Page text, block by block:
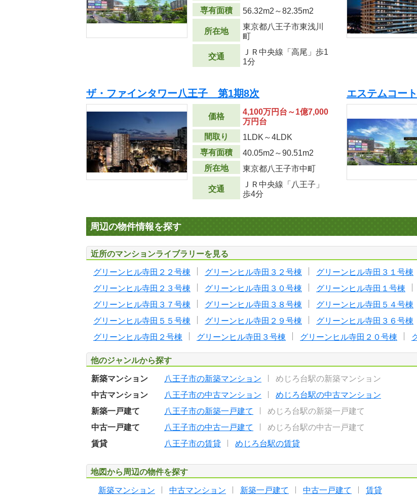
専有面積
56.32m2 ～82.35m2
所在地
東京都八王子市東浅川
町
交通
ＪＲ中央線「高尾」歩1
1分
ザ・ファインタワー八王子 第1期8次
価格
4,100万円台～1億7,000
万円台
間取り
1LDK～4LDK
専有面積
40.05m2 ～90.51m2
所在地
東京都八王子市中町
交通
ＪＲ中央線「八王子」
歩4分
エステムコー
周辺の物件情報を探す
近所のマンションライブラリーを見る
グリーンヒル寺田２２号棟 グリーンヒル寺田３２号棟 グリーンヒル寺田３１号棟
グリーンヒル寺田２３号棟
グリーンヒル寺田３０号棟 グリーンヒル寺田１号棟
グリーンヒル寺田３７号棟
グリーンヒル寺田３８号棟 グリーンヒル寺田５４号棟
グリーンヒル寺田５５号棟
グリーンヒル寺田２９号棟 グリーンヒル寺田３６号棟
グリーンヒル寺田２号棟
グリーンヒル寺田３号棟 グリーンヒル寺田２０号棟
他のジャンルから探す
新築マンション 八王子市の新築マンション
めじろ台駅の新築マンション
中古マンション
八王子市の中古マンション
めじろ台駅の中古マンション
新築一戸建て
八王子市の新築一戸建て
めじろ台駅の新築一戸建て
中古一戸建て
八王子市の中古一戸建て
めじろ台駅の中古一戸建て
賃貸
八王子市の賃貸 めじろ台駅の賃貸
地図から周辺の物件を探す
新築マンション 中古マンション 新築一戸建て 中古一戸建て 賃貸